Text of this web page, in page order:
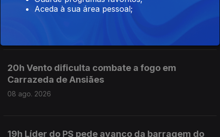
preocupação no concelho
20h Vento dificulta combate a fogo em
Carrazeda de Ansiães
08 ago. 2026
19h Líder do PS pede avanço da barragem do
Aceda à sua área pessoal;